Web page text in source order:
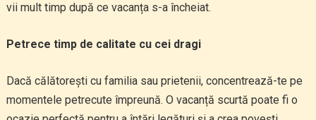
vii mult timp după ce vacanța s-a încheiat.
Petrece timp de calitate cu cei dragi
Dacă călătorești cu familia sau prietenii, concentrează-te pe
momentele petrecute împreună. O vacanță scurtă poate fi o